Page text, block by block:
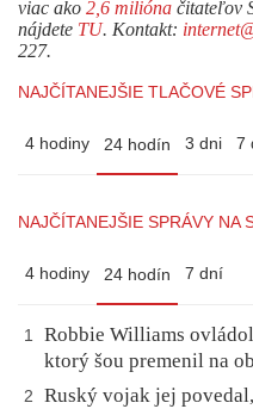
viac ako 2,6 milióna čitateľov
nájdete TU. Kontakt:
227.
NAJČÍTANEJŠIE TLAČOVÉ
4 hodiny 24 hodín 3 dni 7
NAJČÍTANEJŠIE SPRÁVY NA
4 hodiny 24 hodín 7 dní
1
Robbie Williams
ktorý šou premenil na
2
Ruský vojak jej